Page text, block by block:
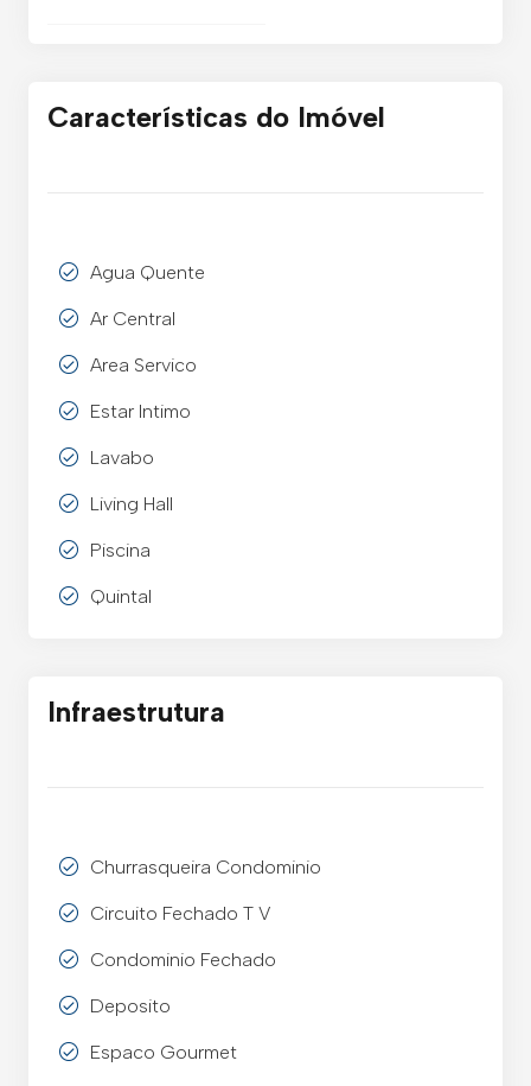
Características do Imóvel
Agua Quente
Ar Central
Area Servico
Estar Intimo
Lavabo
Living Hall
Piscina
Quintal
Infraestrutura
Churrasqueira Condominio
Circuito Fechado T V
Condominio Fechado
Deposito
Espaco Gourmet